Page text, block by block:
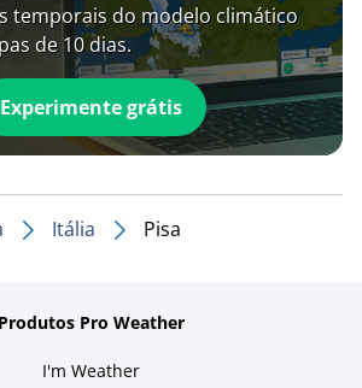
temporais do modelo climático
de 10 dias.
Experimente grátis
Itália Pisa
Produtos Pro Weather
I'm Weather